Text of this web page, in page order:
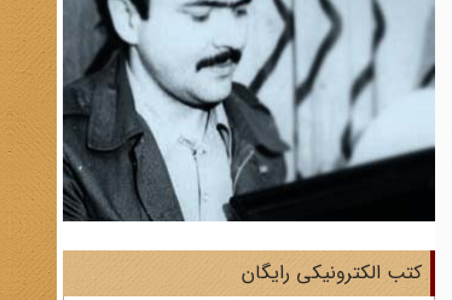
کتب الکترونیکی رایگان